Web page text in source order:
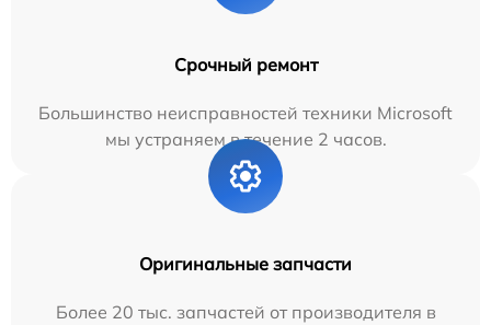
Срочный ремонт
Большинство неисправностей техники Microsoft
мы устраняем в течение 2 часов.
Оригинальные запчасти
Более 20 тыс. запчастей от производителя в